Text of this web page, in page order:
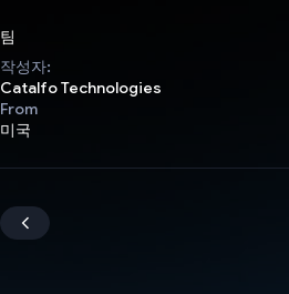
팀
작성자:
Catalfo Technologies
From
미국